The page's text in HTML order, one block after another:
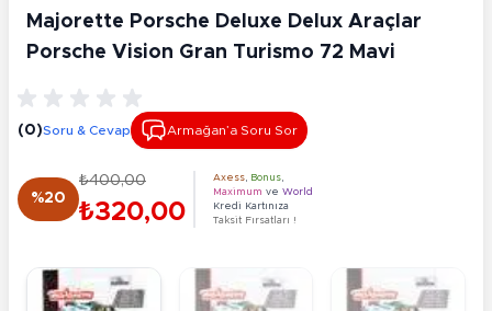
Majorette Porsche Deluxe Delux Araçlar
Porsche Vision Gran Turismo 72 Mavi
(0)Soru & Cevap Armağan’a Soru Sor
%20
₺400,00
₺320,00
Axess Bonus
Maximum ve World
Kredi Kartınıza
Taksit Fırsatları !